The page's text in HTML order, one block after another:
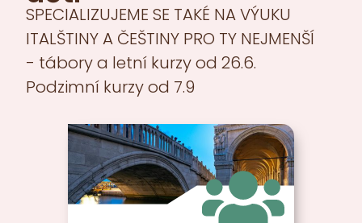
SPECIALIZUJEME SE TAKÉ NA VÝUKU
ITALŠTINY A ČEŠTINY PRO TY NEJMENŠÍ
- tábory a letní kurzy od 26.6.
Podzimní kurzy od 7.9